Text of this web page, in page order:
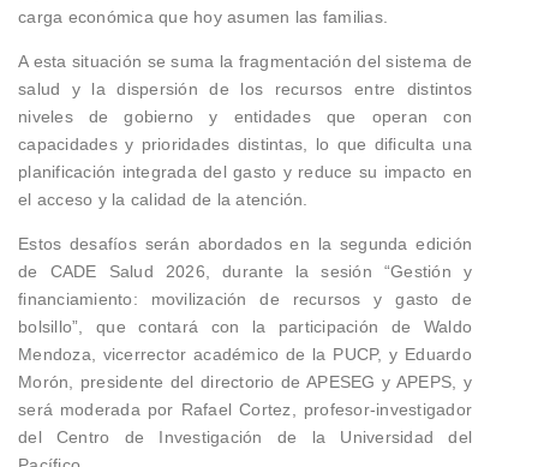
carga económica que hoy asumen las familias.
A esta situación se suma la fragmentación del sistema de
salud y la dispersión de los recursos entre distintos
niveles de gobierno y entidades que operan con
capacidades y prioridades distintas, lo que dificulta una
planificación integrada del gasto y reduce su impacto en
el acceso y la calidad de la atención.
Estos desafíos serán abordados en la segunda edición
de CADE Salud 2026, durante la sesión “Gestión y
financiamiento: movilización de recursos y gasto de
bolsillo”, que contará con la participación de Waldo
Mendoza, vicerrector académico de la PUCP, y Eduardo
Morón, presidente del directorio de APESEG y APEPS, y
será moderada por Rafael Cortez, profesor-investigador
del Centro de Investigación de la Universidad del